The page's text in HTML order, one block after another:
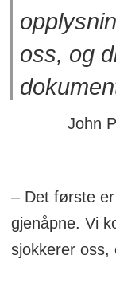
oss, og
John
– Det første
gjenåpne. Vi
sjokkerer oss,